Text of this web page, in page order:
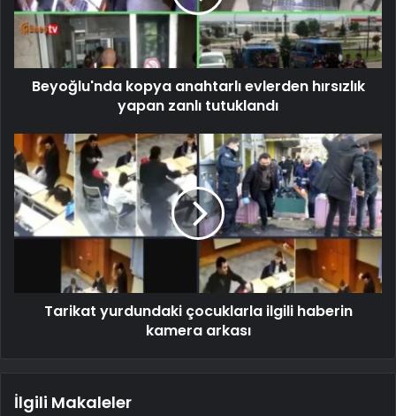
Beyoğlu'nda kopya anahtarlı evlerden hırsızlık
yapan zanlı tutuklandı
Tarikat yurdundaki çocuklarla ilgili haberin
kamera arkası
İlgili Makaleler